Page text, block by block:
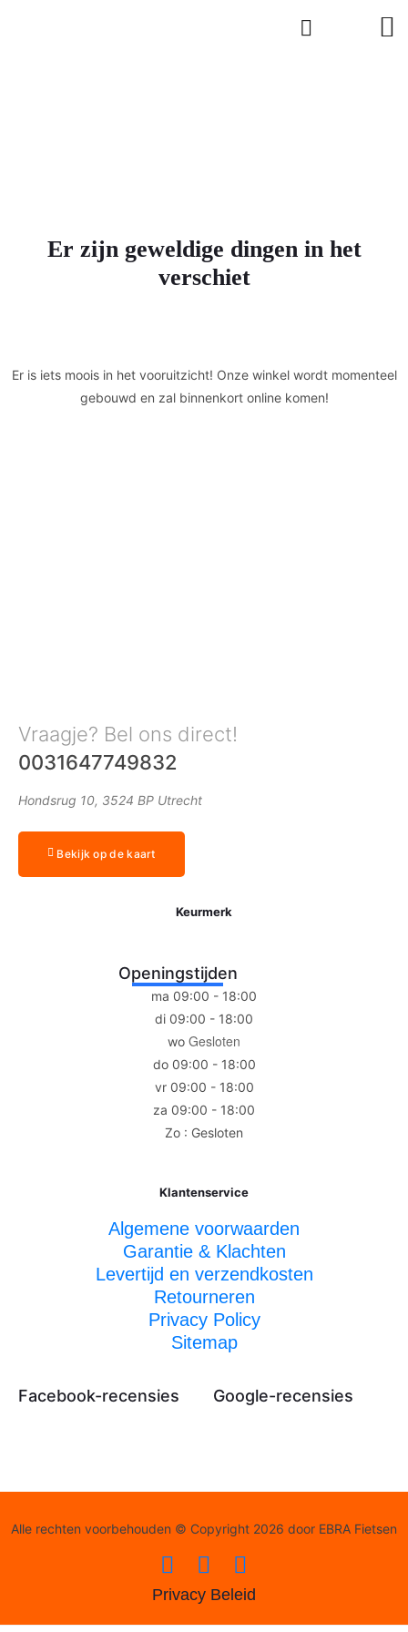
Er zijn geweldige dingen in het
verschiet
Er is iets moois in het vooruitzicht! Onze winkel wordt momenteel
gebouwd en zal binnenkort online komen!
Vraagje? Bel ons direct!
0031647749832
Hondsrug 10, 3524 BP Utrecht
Bekijk op de kaart
Keurmerk
Openingstijden
ma 09:00 - 18:00
di 09:00 - 18:00
wo Gesloten
do 09:00 - 18:00
vr 09:00 - 18:00
za 09:00 - 18:00
Zo : Gesloten
Klantenservice
Algemene voorwaarden
Garantie & Klachten
Levertijd en verzendkosten
Retourneren
Privacy Policy
Sitemap
Facebook-recensies Google-recensies
Alle rechten voorbehouden © Copyright 2026 door EBRA Fietsen
Privacy Beleid